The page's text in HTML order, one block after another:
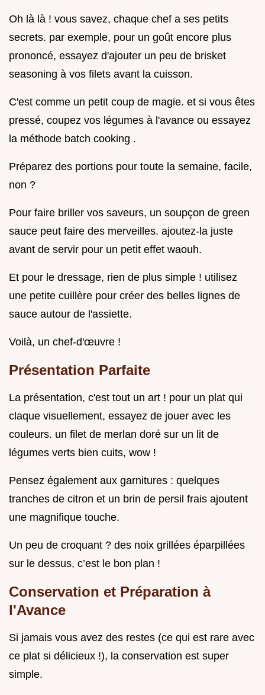
Oh là là ! vous savez, chaque chef a ses petits
secrets. par exemple, pour un goût encore plus
prononcé, essayez d'ajouter un peu de brisket
seasoning à vos filets avant la cuisson.
C'est comme un petit coup de magie. et si vous êtes
pressé, coupez vos légumes à l'avance ou essayez
la méthode batch cooking .
Préparez des portions pour toute la semaine, facile,
non ?
Pour faire briller vos saveurs, un soupçon de green
sauce peut faire des merveilles. ajoutez-la juste
avant de servir pour un petit effet waouh.
Et pour le dressage, rien de plus simple ! utilisez
une petite cuillère pour créer des belles lignes de
sauce autour de l'assiette.
Voilà, un chef-d'œuvre !
Présentation Parfaite
La présentation, c'est tout un art ! pour un plat qui
claque visuellement, essayez de jouer avec les
couleurs. un filet de merlan doré sur un lit de
légumes verts bien cuits, wow !
Pensez également aux garnitures : quelques
tranches de citron et un brin de persil frais ajoutent
une magnifique touche.
Un peu de croquant ? des noix grillées éparpillées
sur le dessus, c’est le bon plan !
Conservation et Préparation à
l'Avance
Si jamais vous avez des restes (ce qui est rare avec
ce plat si délicieux !), la conservation est super
simple.